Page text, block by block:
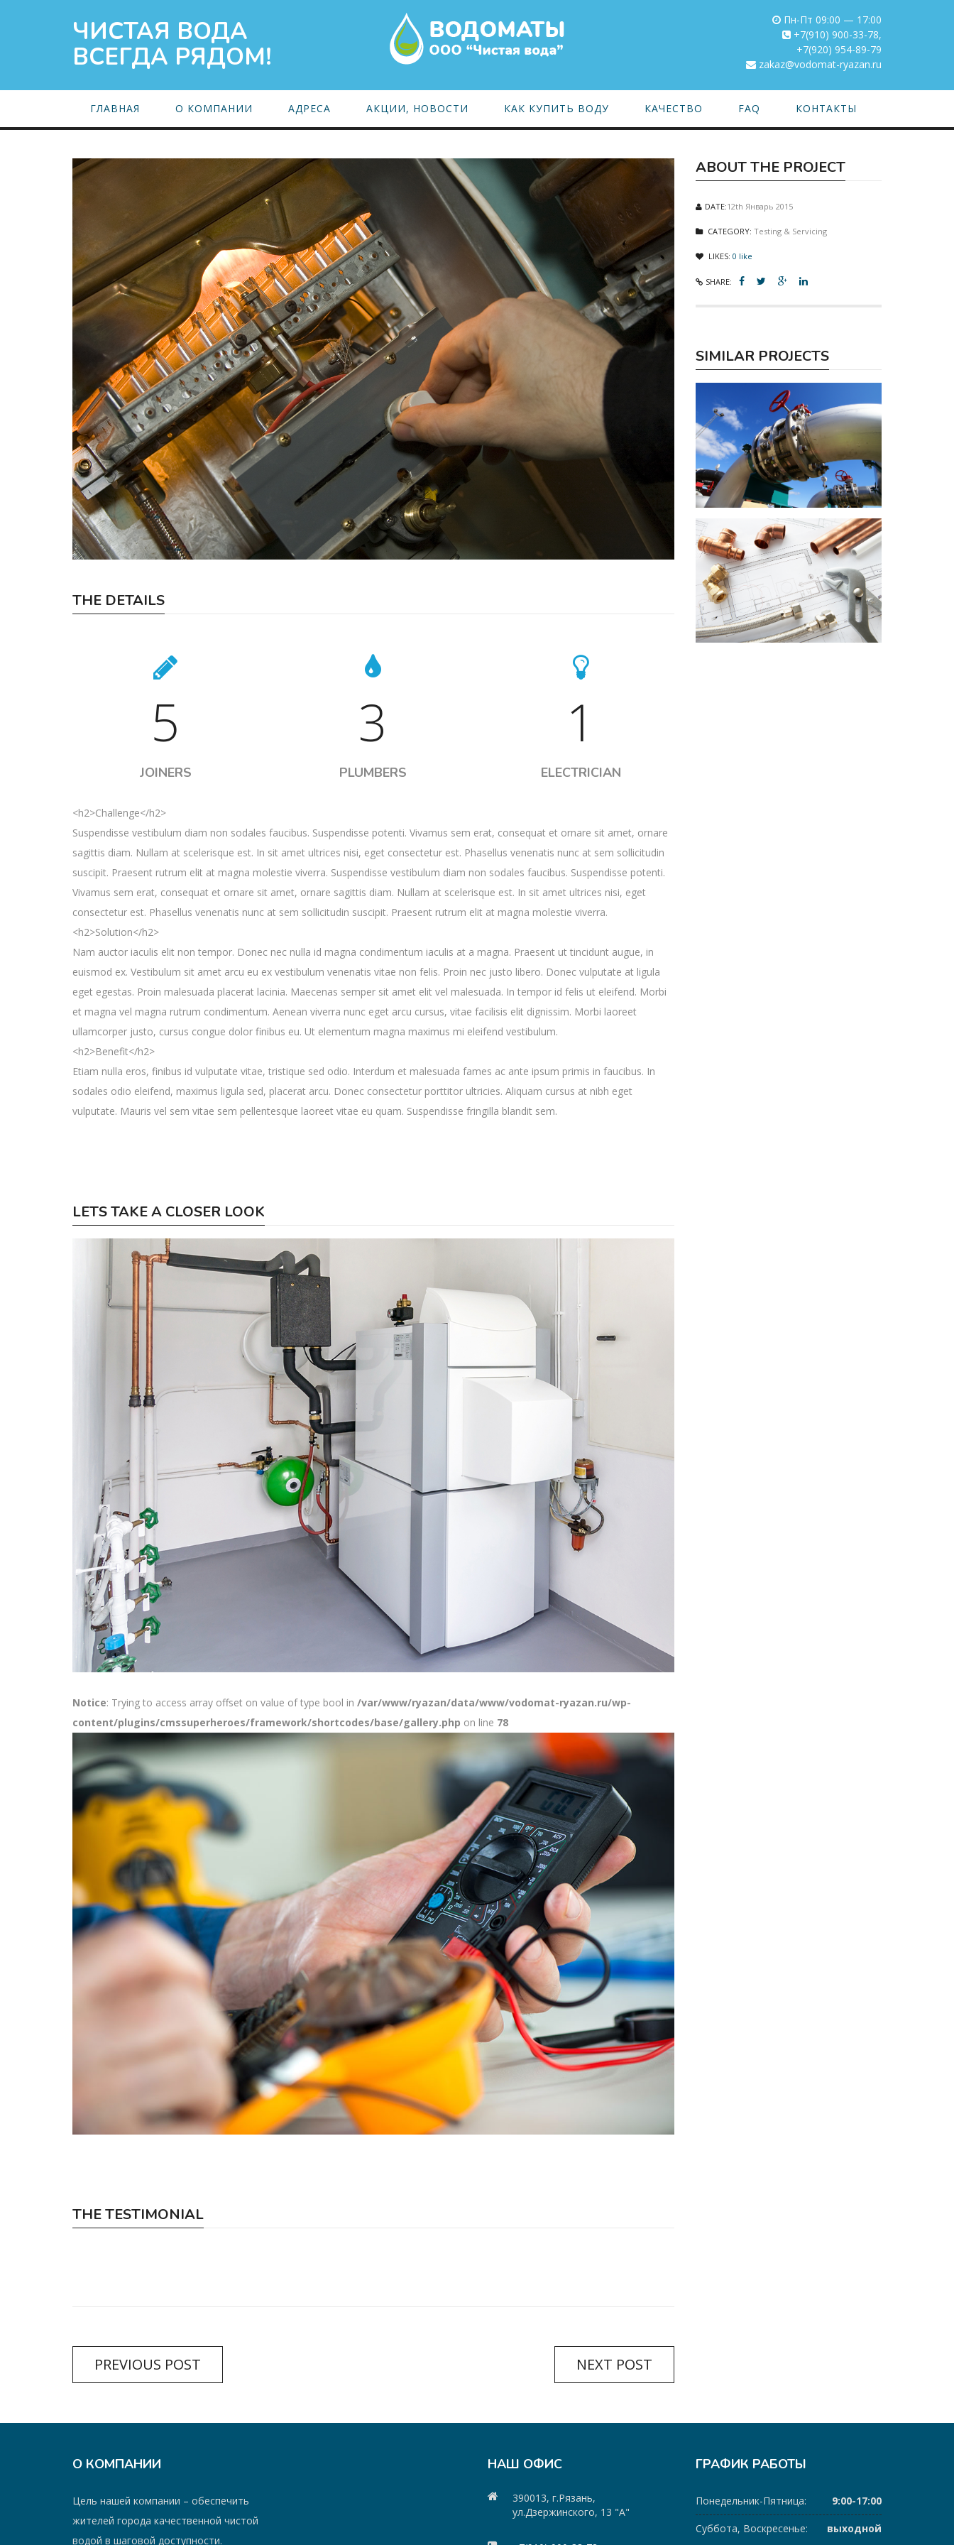
ЧИСТАЯ ВОДА
ВСЕГДА РЯДОМ!
Пн-Пт 09:00 — 17:00
+7(910) 900-33-78,
+7(920) 954-89-79
zakaz@vodomat-ryazan.ru
ГЛАВНАЯ О КОМПАНИИ АДРЕСА АКЦИИ, НОВОСТИ КАК КУПИТЬ ВОДУ КАЧЕСТВО FAQ КОНТАКТЫ
THE DETAILS
5
JOINERS
3
PLUMBERS
1
ELECTRICIAN
<h2>Challenge</h2>
Suspendisse vestibulum diam non sodales faucibus. Suspendisse potenti. Vivamus sem erat, consequat et ornare sit amet, ornare
sagittis diam. Nullam at scelerisque est. In sit amet ultrices nisi, eget consectetur est. Phasellus venenatis nunc at sem sollicitudin
suscipit. Praesent rutrum elit at magna molestie viverra. Suspendisse vestibulum diam non sodales faucibus. Suspendisse potenti.
Vivamus sem erat, consequat et ornare sit amet, ornare sagittis diam. Nullam at scelerisque est. In sit amet ultrices nisi, eget
consectetur est. Phasellus venenatis nunc at sem sollicitudin suscipit. Praesent rutrum elit at magna molestie viverra.
<h2>Solution</h2>
Nam auctor iaculis elit non tempor. Donec nec nulla id magna condimentum iaculis at a magna. Praesent ut tincidunt augue, in
euismod ex. Vestibulum sit amet arcu eu ex vestibulum venenatis vitae non felis. Proin nec justo libero. Donec vulputate at ligula
eget egestas. Proin malesuada placerat lacinia. Maecenas semper sit amet elit vel malesuada. In tempor id felis ut eleifend. Morbi
et magna vel magna rutrum condimentum. Aenean viverra nunc eget arcu cursus, vitae facilisis elit dignissim. Morbi laoreet
ullamcorper justo, cursus congue dolor finibus eu. Ut elementum magna maximus mi eleifend vestibulum.
<h2>Benefit</h2>
Etiam nulla eros, finibus id vulputate vitae, tristique sed odio. Interdum et malesuada fames ac ante ipsum primis in faucibus. In
sodales odio eleifend, maximus ligula sed, placerat arcu. Donec consectetur porttitor ultricies. Aliquam cursus at nibh eget
vulputate. Mauris vel sem vitae sem pellentesque laoreet vitae eu quam. Suspendisse fringilla blandit sem.
LETS TAKE A CLOSER LOOK
Notice: Trying to access array offset on value of type bool in /var/www/ryazan/data/www/vodomat-ryazan.ru/wp-
content/plugins/cmssuperheroes/framework/shortcodes/base/gallery.php on line 78
THE TESTIMONIAL
PREVIOUS POST NEXT POST
ABOUT THE PROJECT
DATE:12th Январь 2015
CATEGORY: Testing & Servicing
LIKES: 0 like
SHARE:
SIMILAR PROJECTS
О КОМПАНИИ
Цель нашей компании – обеспечить
жителей города качественной чистой
водой в шаговой доступности.
НАШ ОФИС
390013, г.Рязань,
ул.Дзержинского, 13 "А"
ГРАФИК РАБОТЫ
Понедельник-Пятница: 9:00-17:00
Суббота, Воскресенье: выходной